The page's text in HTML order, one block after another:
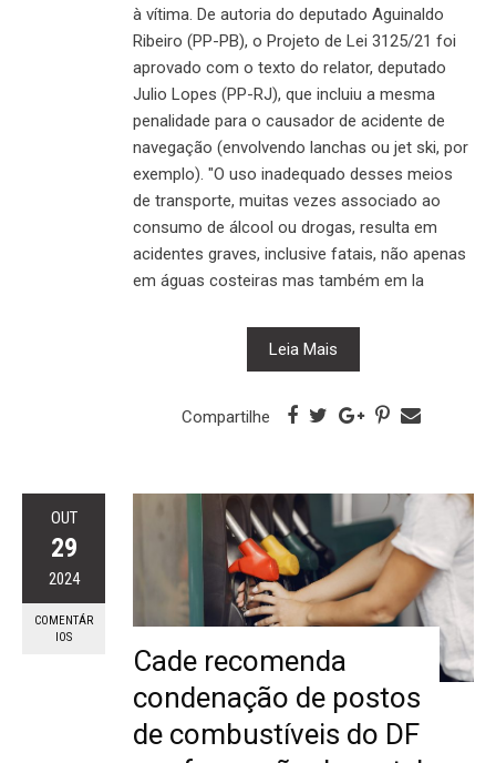
à vítima. De autoria do deputado Aguinaldo
Ribeiro (PP-PB), o Projeto de Lei 3125/21 foi
aprovado com o texto do relator, deputado
Julio Lopes (PP-RJ), que incluiu a mesma
penalidade para o causador de acidente de
navegação (envolvendo lanchas ou jet ski, por
exemplo). "O uso inadequado desses meios
de transporte, muitas vezes associado ao
consumo de álcool ou drogas, resulta em
acidentes graves, inclusive fatais, não apenas
em águas costeiras mas também em la
Leia Mais
Compartilhe
OUT
29
2024
COMENTÁR
IOS
Cade recomenda
condenação de postos
de combustíveis do DF